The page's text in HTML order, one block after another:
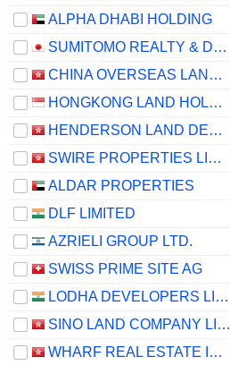
ALPHA DHABI HOLDING
SUMITOMO REALTY & DEVELOPMENT CO., LTD.
CHINA OVERSEAS LAND & INVESTMENT LIMITED
HONGKONG LAND HOLDINGS LIMITED
HENDERSON LAND DEVELOPMENT COMPANY LIMITED
SWIRE PROPERTIES LIMITED
ALDAR PROPERTIES
DLF LIMITED
AZRIELI GROUP LTD.
SWISS PRIME SITE AG
LODHA DEVELOPERS LIMITED
SINO LAND COMPANY LIMITED
WHARF REAL ESTATE INVESTMENT COMPANY LIMITED